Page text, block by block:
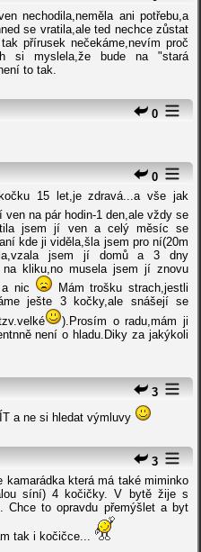
nechodila,neměla ani potřebu,a
se vratila,ale ted nechce zůstat
přírusek nečekáme,nevím proč
si myslela,že bude na "stará
to tak.
0
0
15 let,je zdravá...a vše jak
na pár hodin-1 den,ale vždy se
jsem jí ven a celý měsíc se
kde ji viděla,šla jsem pro ní(20m
jsem jí domů a 3 dny
na kliku,no musela jsem jí znovu
nic
Mám trošku strach,jestli
ješte 3 kočky,ale snášejí se
).Prosím o radu,mám ji
není o hladu.Diky za jakýkoli
3
a ne si hledat výmluvy
3
která má také miminko
síní) 4 kočičky. V bytě žije s
Chce to opravdu přemýšlet a byt
tak i kočičce...